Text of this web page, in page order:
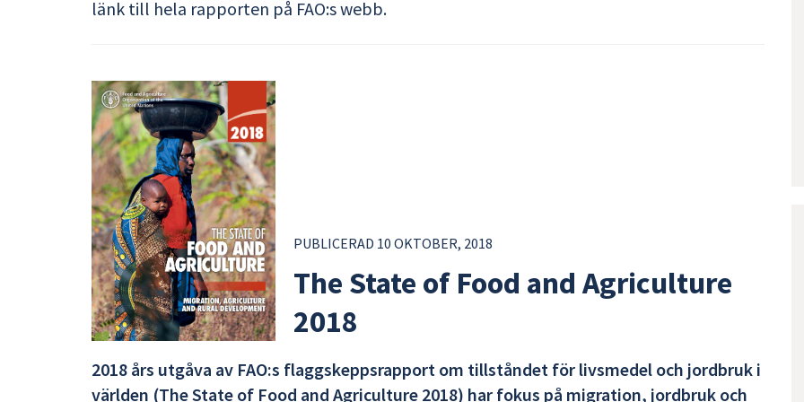
länk till hela rapporten på FAO:s webb.
PUBLICERAD 10 OKTOBER, 2018
The State of Food and Agriculture
2018
2018 års utgåva av FAO:s flaggskeppsrapport om tillståndet för livsmedel och jordbruk i
världen (The State of Food and Agriculture 2018) har fokus på migration, jordbruk och